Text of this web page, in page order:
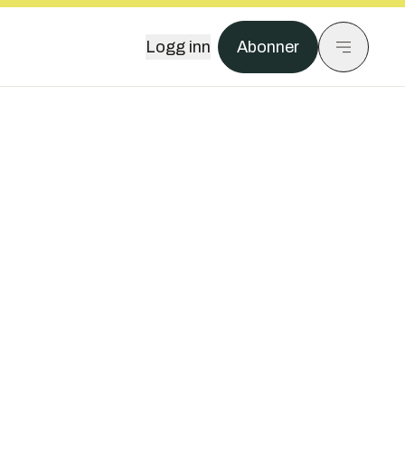
Logg inn Abonner